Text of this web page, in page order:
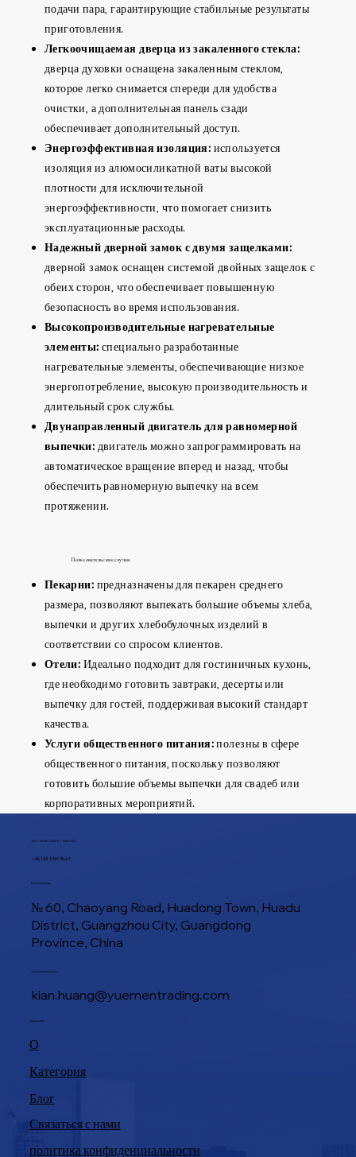
подачи пара, гарантирующие стабильные результаты
приготовления.
Легкоочищаемая дверца из закаленного стекла:
дверца духовки оснащена закаленным стеклом,
которое легко снимается спереди для удобства
очистки, а дополнительная панель сзади
обеспечивает дополнительный доступ.
Энергоэффективная изоляция: используется
изоляция из алюмосиликатной ваты высокой
плотности для исключительной
энергоэффективности, что помогает снизить
эксплуатационные расходы.
Надежный дверной замок с двумя защелками:
дверной замок оснащен системой двойных защелок с
обеих сторон, что обеспечивает повышенную
безопасность во время использования.
Высокопроизводительные нагревательные
элементы: специально разработанные
нагревательные элементы, обеспечивающие низкое
энергопотребление, высокую производительность и
длительный срок службы.
Двунаправленный двигатель для равномерной
выпечки: двигатель можно запрограммировать на
автоматическое вращение вперед и назад, чтобы
обеспечить равномерную выпечку на всем
протяжении.
Пользовательские случаи
Пекарни: предназначены для пекарен среднего
размера, позволяют выпекать большие объемы хлеба,
выпечки и других хлебобулочных изделий в
соответствии со спросом клиентов.
Отели: Идеально подходит для гостиничных кухонь,
где необходимо готовить завтраки, десерты или
выпечку для гостей, поддерживая высокий стандарт
качества.
Услуги общественного питания:полезны в сфере
общественного питания, поскольку позволяют
готовить большие объемы выпечки для свадеб или
корпоративных мероприятий.
ТЕЛ / WHATSAPP / WECHAT
+86 188 1945 9649
Расположение
№ 60, Chaoyang Road, Huadong Town, Huadu
District, Guangzhou City, Guangdong
Province, China
kian.huang@yuementrading.com
Электронная почта
Навигация
О
Категория
Блог
политика конфиденциальности
Связаться с нами